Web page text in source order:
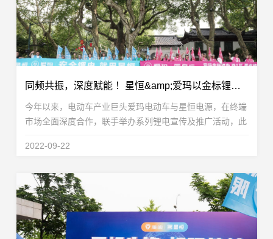
同频共振，深度赋能 ！星恒&amp;爱玛以金标锂电，打赢旺季市场
今年以来，电动车产业巨头爱玛电动车与星恒电源，在终端
市场全面深度合作，联手举办系列锂电宣传及推广活动，此
电百公里挑战赛”，近日又在杭州进行完美复演，公...
2022-09-22